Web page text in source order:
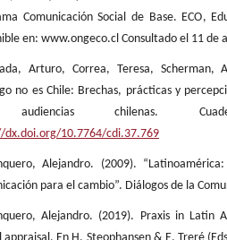
Comunicación Social de Base. ECO,
en: www.ongeco.cl Consultado el 11 de
Arturo, Correa, Teresa, Scherman,
no es Chile: Brechas, prácticas y
chilenas.
dx.doi.org/10.7764/cdi.37.769
Alejandro. (2009).
para el cambio”. Diálogos de la
Alejandro. (2019). Praxis in Latin